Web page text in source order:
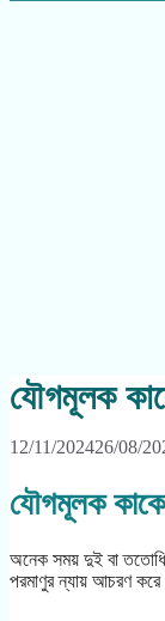
যৌগমূলক
12/11/202426/08/
যৌগমূলক
অনেক সময় দুই বা
পরমাণুর ন্যায় আচরণ